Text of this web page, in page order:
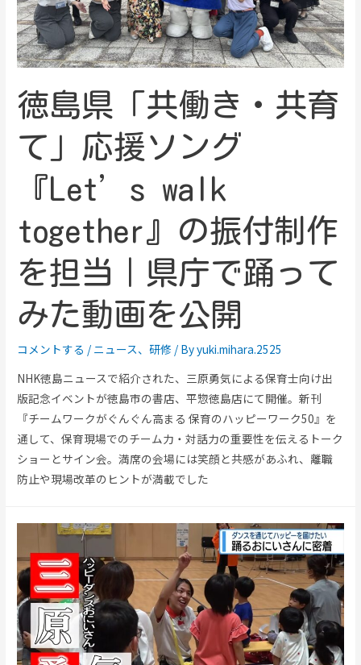
徳島県「共働き・共育
て」応援ソング
『Let’s walk
together』の振付制作
を担当｜県庁で踊って
みた動画を公開
コメントする / ニュース、研修 / Byyuki.mihara.2525
NHK徳島ニュースで紹介された、三原勇気による保育士向け出
版記念イベントが徳島市の書店、平惣徳島店にて開催。新刊
『チームワークがぐんぐん高まる 保育のハッピーワーク50』を
通して、保育現場でのチーム力・対話力の重要性を伝えるトーク
ショーとサイン会。満席の会場には笑顔と共感があふれ、離職
防止や現場改革のヒントが満載でした